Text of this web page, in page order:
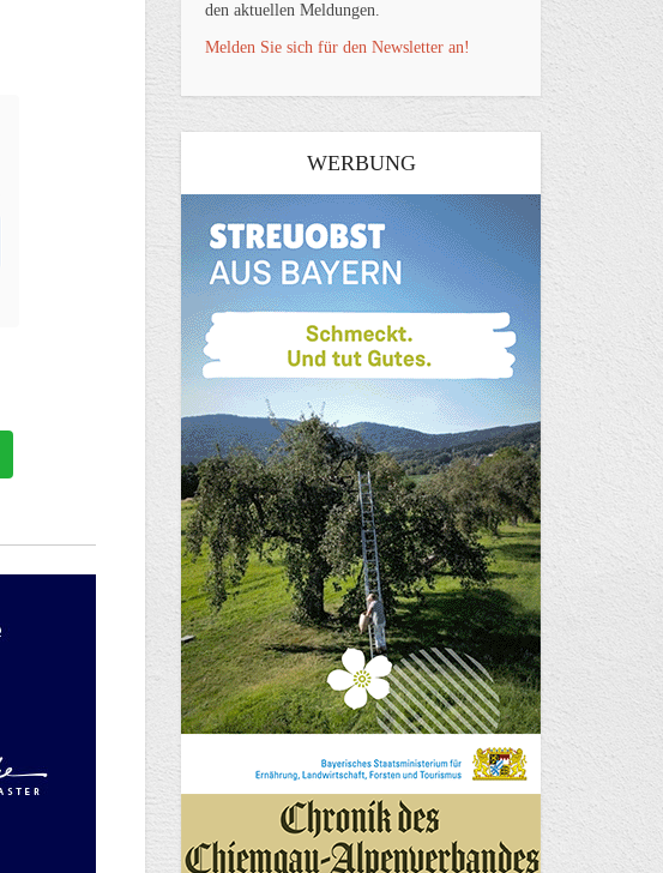
den aktuellen Meldungen.
Melden Sie sich für den Newsletter an!
WERBUNG